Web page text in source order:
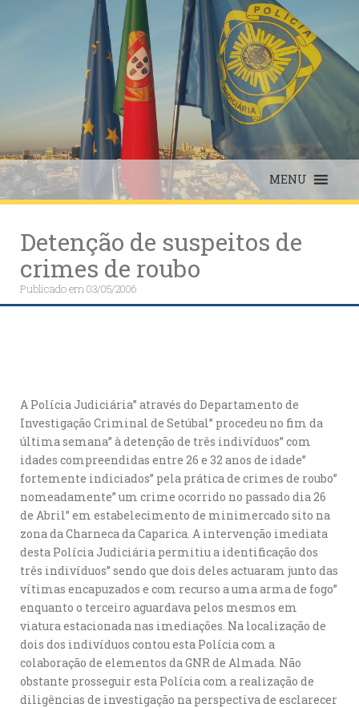
MENU
Detenção de suspeitos de
crimes de roubo
Publicado em03/05/2006
A Polícia Judiciária” através do Departamento de
Investigação Criminal de Setúbal” procedeu no fim da
última semana” à detenção de três indivíduos” com
idades compreendidas entre 26 e 32 anos de idade”
fortemente indiciados” pela prática de crimes de roubo”
nomeadamente” um crime ocorrido no passado dia 26
de Abril” em estabelecimento de minimercado sito na
zona da Charneca da Caparica. A intervenção imediata
desta Polícia Judiciária permitiu a identificação dos
três indivíduos” sendo que dois deles actuaram junto das
vítimas encapuzados e com recurso a uma arma de fogo”
enquanto o terceiro aguardava pelos mesmos em
viatura estacionada nas imediações. Na localização de
dois dos indivíduos contou esta Polícia com a
colaboração de elementos da GNR de Almada. Não
obstante prosseguir esta Polícia com a realização de
diligências de investigação na perspectiva de esclarecer